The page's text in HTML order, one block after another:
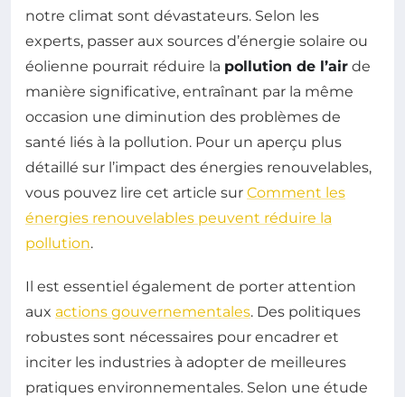
notre climat sont dévastateurs. Selon les
experts, passer aux sources d’énergie solaire ou
éolienne pourrait réduire la pollution de l’air de
manière significative, entraînant par la même
occasion une diminution des problèmes de
santé liés à la pollution. Pour un aperçu plus
détaillé sur l’impact des énergies renouvelables,
vous pouvez lire cet article sur Comment les
énergies renouvelables peuvent réduire la
pollution.
Il est essentiel également de porter attention
aux actions gouvernementales. Des politiques
robustes sont nécessaires pour encadrer et
inciter les industries à adopter de meilleures
pratiques environnementales. Selon une étude